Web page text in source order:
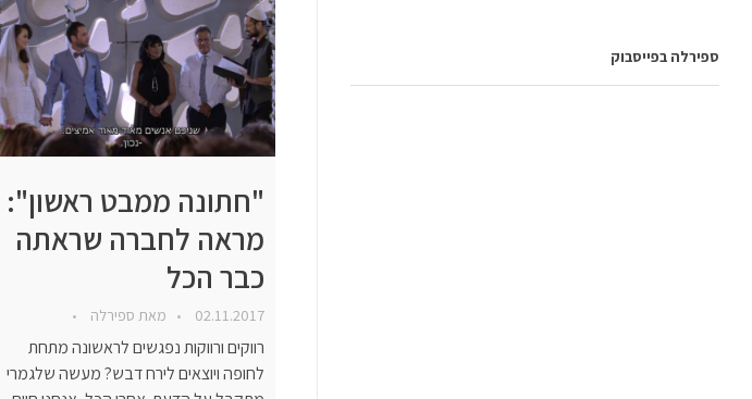
"חתונה ממבט ראשון":
מראה לחברה שראתה
כבר הכל
02.11.2017 מאת ספירלה
רווקים ורווקות נפגשים לראשונה מתחת
לחופה ויוצאים לירח דבש? מעשה שלגמרי
ספירלה בפייסבוק